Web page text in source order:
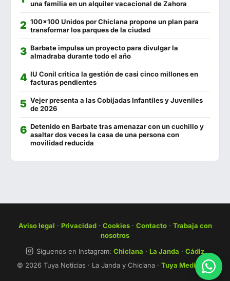
La Plazuela Gastrobar 634 648 471
Puerta Cai 856 839 144
El Sopa
Francisco Fontanilla 956 440 802
Cádiz 11
Catalina
Los Hermanitos 956 444 408
una familia en un alquiler vacacional de Zahora
100x100 Unidos por Chiclana propone un plan para
transformar los parques de la ciudad
Barbate impulsa un proyecto para divulgar la
almadraba durante todo el año
IU Conil critica la gestión de casi cinco millones en
facturas pendientes
Vejer presenta a las Cobijadas Infantiles y Juveniles
de 2026
Detenido en Barbate tras amenazar con un cuchillo y
asaltar dos veces la casa de una persona con
movilidad reducida
Aviso legal · Privacidad· Cookies· Contacto· Trabaja con
nosotros
Síguenos en Instagram: Chiclana · La Janda · Cádiz
© 2026 Tuya Noticias · La Janda y Chiclana · Tuya Media S.L.